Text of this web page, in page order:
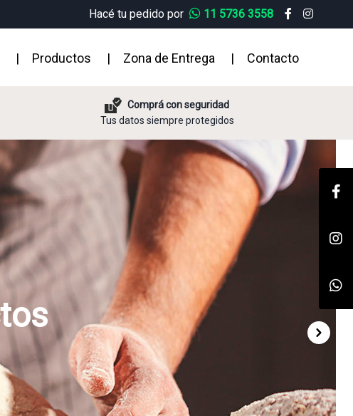
Hacé tu pedido por 11 5736 3558
| Productos | Zona de Entrega | Contacto
Comprá con seguridad
Tus datos siempre protegidos